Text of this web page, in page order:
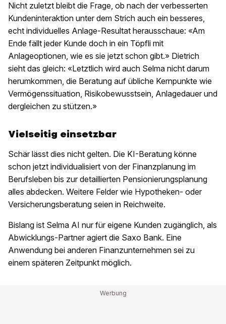
Nicht zuletzt bleibt die Frage, ob nach der verbesserten
Kundeninteraktion unter dem Strich auch ein besseres,
echt individuelles Anlage-Resultat herausschaue: «Am
Ende fällt jeder Kunde doch in ein Töpfli mit
Anlageoptionen, wie es sie jetzt schon gibt.» Dietrich
sieht das gleich: «Letztlich wird auch Selma nicht darum
herumkommen, die Beratung auf übliche Kernpunkte wie
Vermögenssituation, Risikobewusstsein, Anlagedauer und
dergleichen zu stützen.»
Vielseitig einsetzbar
Schär lässt dies nicht gelten. Die KI-Beratung könne
schon jetzt individualisiert von der Finanzplanung im
Berufsleben bis zur detaillierten Pensionierungsplanung
alles abdecken. Weitere Felder wie Hypotheken- oder
Versicherungsberatung seien in Reichweite.
Bislang ist Selma AI nur für eigene Kunden zugänglich, als
Abwicklungs-Partner agiert die Saxo Bank. Eine
Anwendung bei anderen Finanzunternehmen sei zu
einem späteren Zeitpunkt möglich.